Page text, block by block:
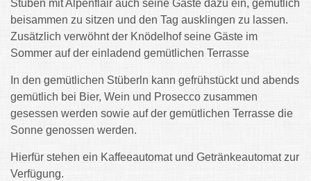
Stuben mit Alpenflair auch seine Gäste dazu ein, gemütlich
beisammen zu sitzen und den Tag ausklingen zu lassen.
Zusätzlich verwöhnt der Knödelhof seine Gäste im
Sommer auf der einladend gemütlichen Terrasse
In den gemütlichen Stüberln kann gefrühstückt und abends
gemütlich bei Bier, Wein und Prosecco zusammen
gesessen werden sowie auf der gemütlichen Terrasse die
Sonne genossen werden.
Hierfür stehen ein Kaffeeautomat und Getränkeautomat zur
Verfügung.